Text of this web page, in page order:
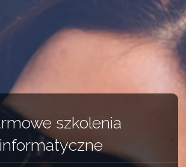
szkolenia
informatyczne